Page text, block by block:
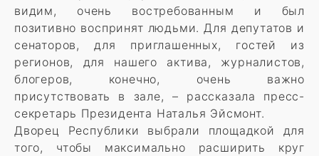
видим, очень востребованным и был
позитивно воспринят людьми. Для депутатов и
сенаторов, для приглашенных, гостей из
регионов, для нашего актива, журналистов,
блогеров, конечно, очень важно
присутствовать в зале, – рассказала пресс-
секретарь Президента Наталья Эйсмонт.
Дворец Республики выбрали площадкой для
того, чтобы максимально расширить круг